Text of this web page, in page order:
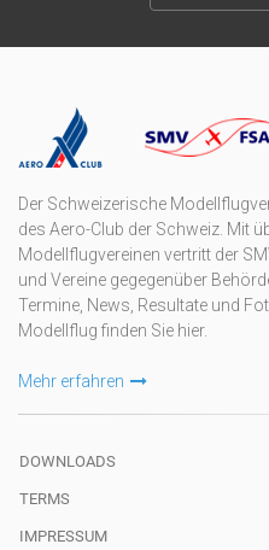
Der Schweizerische
des Aero-Club der Schweiz. Mit
Modellflugvereinen vertritt der
und Vereine gegegenüber
Termine, News, Resultate und
Modellflug finden Sie hier.
Mehr erfahren
DOWNLOADS
TERMS
IMPRESSUM